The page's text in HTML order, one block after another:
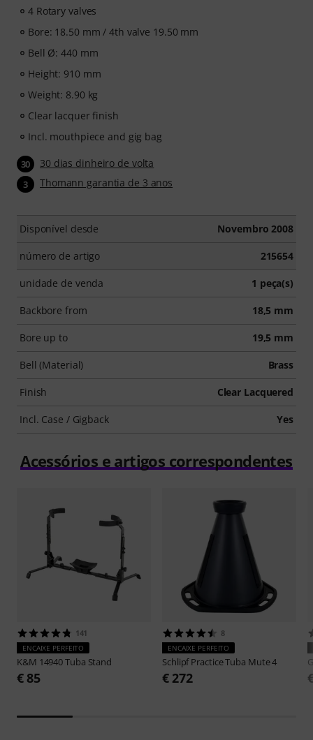
4 Rotary valves
Bore: 18.50 mm / 4th valve 19.50 mm
Bell Ø: 440 mm
Height: 910 mm
Weight: 8.90 kg
Clear lacquer finish
Incl. mouthpiece and gig bag
30 30 dias dinheiro de volta
3 Thomann garantia de 3 anos
Disponível desde Novembro 2008
número de artigo 215654
unidade de venda 1 peça(s)
Backbore from 18,5 mm
Bore up to 19,5 mm
Bell (Material) Brass
Finish Clear Lacquered
Incl. Case / Gigback Yes
Acessórios e artigos correspondentes
141
ENCAIXE PERFEITO
K&M 14940 Tuba Stand
€ 85
8
ENCAIXE PERFEITO
SchlipfPractice Tuba Mute 4
€ 272